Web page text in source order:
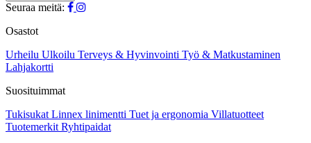
Seuraa meitä:
Osastot
Urheilu Ulkoilu Terveys & Hyvinvointi Työ & Matkustaminen
Lahjakortti
Suosituimmat
Tukisukat Linnex linimentti Tuet ja ergonomia Villatuotteet
Tuotemerkit Ryhtipaidat